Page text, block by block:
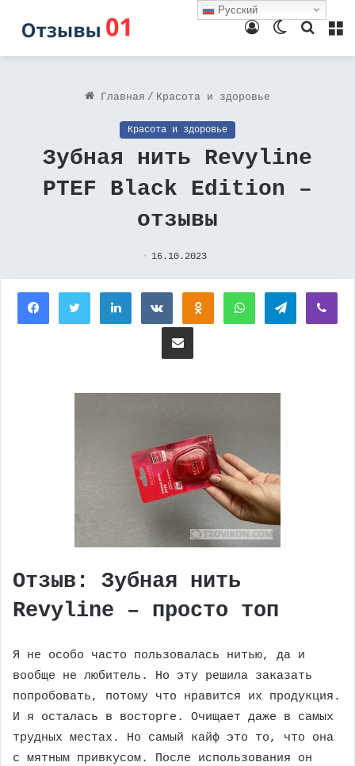
Поиск
Switch
Войти
Главная / Красота и здоровье
Красота и здоровье
Зубная нить Revyline
PTEF Black Edition –
отзывы
16.10.2023
FacebookTwitterLinkedInВконтактеОдноклассники
WhatsAppTelegram
Поделиться через электронную почту
Отзыв: Зубная нить
Revyline – просто топ
Я не особо часто пользовалась нитью, да и
вообще не любитель. Но эту решила заказать
попробовать, потому что нравится их продукция.
И я осталась в восторге. Очищает даже в самых
трудных местах. Но самый кайф это то, что она
с мятным привкусом. После использования он
Русский